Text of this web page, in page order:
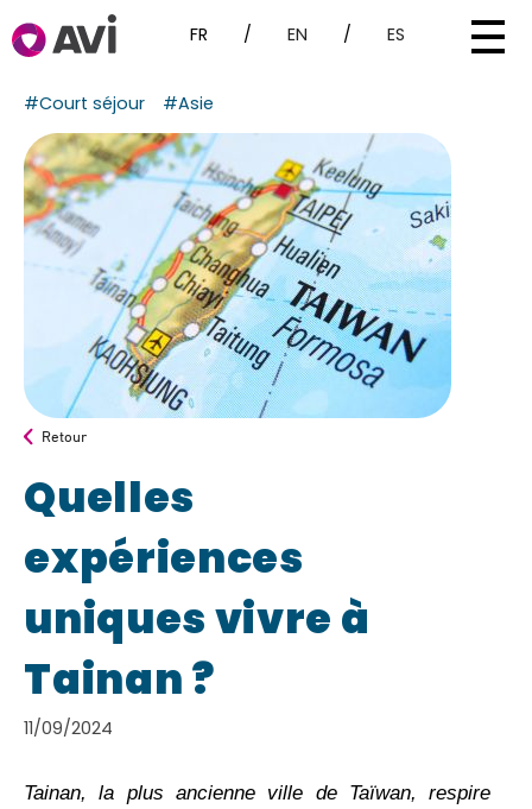
FR / EN / ES
#Court séjour #Asie
Retour
Quelles
expériences
uniques vivre à
Tainan ?
11/09/2024
Tainan, la plus ancienne ville de Taïwan, respire